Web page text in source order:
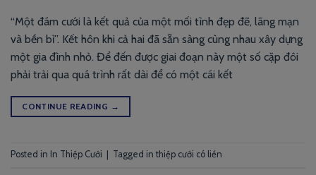
“Một đám cưới là kết quả của một mối tình đẹp đẽ, lãng mạn
và bền bỉ”. Kết hôn khi cả hai đã sẵn sàng cùng nhau xây dựng
một gia đình nhỏ. Để đến được giai đoạn này một số cặp đôi
phải trải qua quá trình rất dài để có một cái kết
CONTINUE READING →
Posted in In Thiệp Cưới Tagged in thiệp cưới có liền